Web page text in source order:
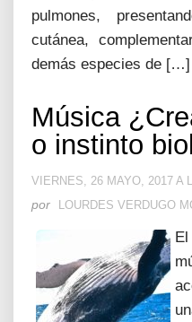
pulmones,
cutánea,
demás especies de […]
Música
o instinto
VIERNES, 26 MAYO, 2017 A
por LOURDES VERDUGO